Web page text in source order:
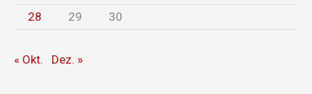
28
29 30
« Okt. Dez. »